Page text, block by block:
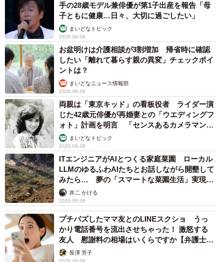
手の28歳モデル兼俳優が第1子出産を報告「母
子ともに健康…日々、大切に過ごしたい」
まいどなトピック
2026.08.08
お盆明けは介護相談が3割増加 帰省時に確認
したい「離れて暮らす親の異変」チェックポイ
ントは？
まいどなニュース情報部
2026.08.08
両親は「東京キッド」の看板役者 ライダー演
じた42歳元俳優が再婚妻との「ウエディングフ
ォト」計画を明言 「センスあるカメラマン求
む」まいどなトピック
2026.08.08
ITエンジニアがAIとつくる家庭菜園 ローカル
LLMのゆるふわAIたちとお話しながら開墾して
みたら… 夢の「スマートな菜園生活」実現な
るか井二 かける
2026.08.08
プチバズしたママ友とのLINEスクショ うっ
かり電話番号を流出させちゃった！ 激怒する
友人 慰謝料の相場はいくらですか【弁護士が
解説】長澤 芳子
2026.08.08